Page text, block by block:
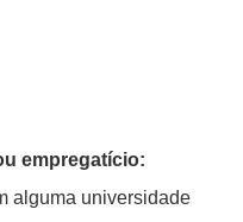
empregatício:
alguma universidade